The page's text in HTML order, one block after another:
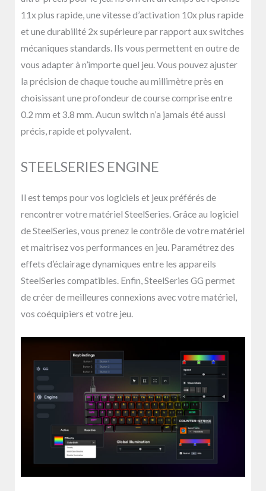
11x plus rapide, une vitesse d’activation 10x plus rapide
et une durabilité 2x supérieure par rapport aux switches
mécaniques standards. Ils vous permettent en outre de
vous adapter à n’importe quel jeu. Vous pouvez ajuster
la précision de chaque touche au millimètre près en
choisissant une profondeur de course comprise entre
0.2 mm et 3.8 mm. Aucun switch n’a jamais été aussi
précis, rapide et polyvalent.
STEELSERIES ENGINE
Il est temps pour vos logiciels et jeux préférés de
rencontrer votre matériel SteelSeries. Grâce au logiciel
de SteelSeries, vous prenez le contrôle de votre matériel
et maitrisez vos performances en jeu. Paramétrez des
effets d’éclairage dynamiques entre les appareils
SteelSeries compatibles. Enfin, SteelSeries GG permet
de créer de meilleures connexions avec votre matériel,
vos coéquipiers et votre jeu.